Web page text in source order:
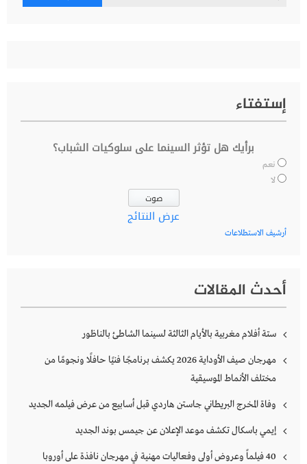
إستفتاء
برأيك هل تؤثر السينما على سلوكيات الشباب؟
نعم
لا
عرض النتائج
أرشيف الاستطلاعات
أحدث المقالات
ستة أفلام مغربية بالأيام الثالثة لسينما الشاطئ بالناظور
مهرجان صيف الأوداية 2026 يكشف برنامجًا فنيًا حافلًا ونجومًا من
مختلف الأنماط الموسيقية
وفاة المخرج البريطاني جاستن هاردي قبل أسابيع من عرض فيلمه الجديد
إيمي باسكال تكشف موعد الإعلان عن جيمس بوند الجديد
40 فيلماً وعروض أولى وفعاليات مهنية في مهرجان نافذة على أوروبا